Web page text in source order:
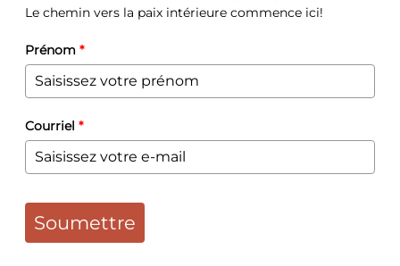
Le chemin vers la paix intérieure commence ici!
Prénom *
Courriel *
Soumettre